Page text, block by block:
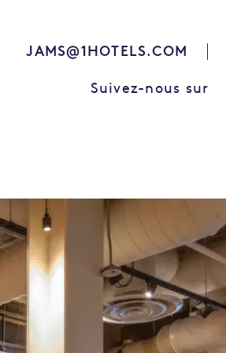
JAMS@1HOTELS.COM
Suivez-nous sur